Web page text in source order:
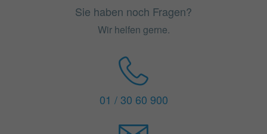
Sie haben noch Fragen?
Wir helfen gerne.
01 / 30 60 900